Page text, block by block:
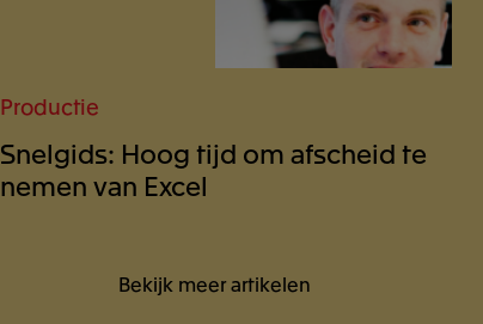
Productie
Snelgids: Hoog tijd om afscheid te
nemen van Excel
Bekijk meer artikelen